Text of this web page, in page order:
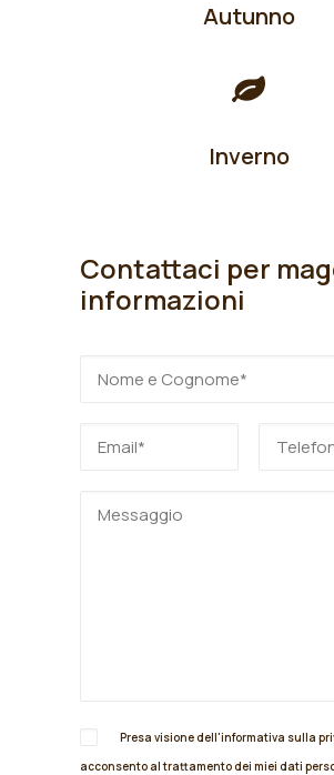
Autunno
Inverno
Contattaci per
informazioni
Presa visione dell'informativa sulla
acconsento al trattamento dei miei dati